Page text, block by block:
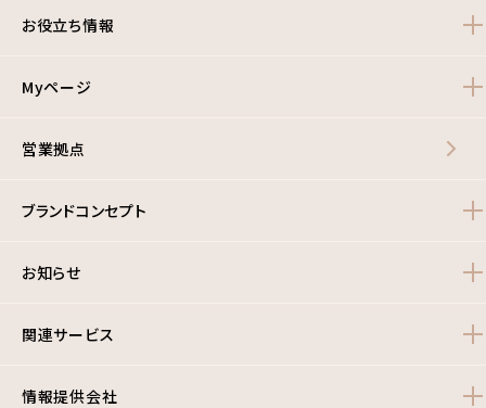
お役立ち情報
Myページ
営業拠点
ブランドコンセプト
お知らせ
関連サービス
情報提供会社